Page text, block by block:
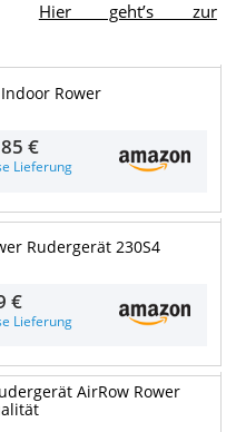
Hier geht’s zur
Rower
€
Lieferung
Rudergerät 230S4
€
Lieferung
AirRow Rower